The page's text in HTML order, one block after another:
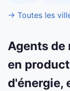
→ Toutes les
Agents
en
d'énergie,